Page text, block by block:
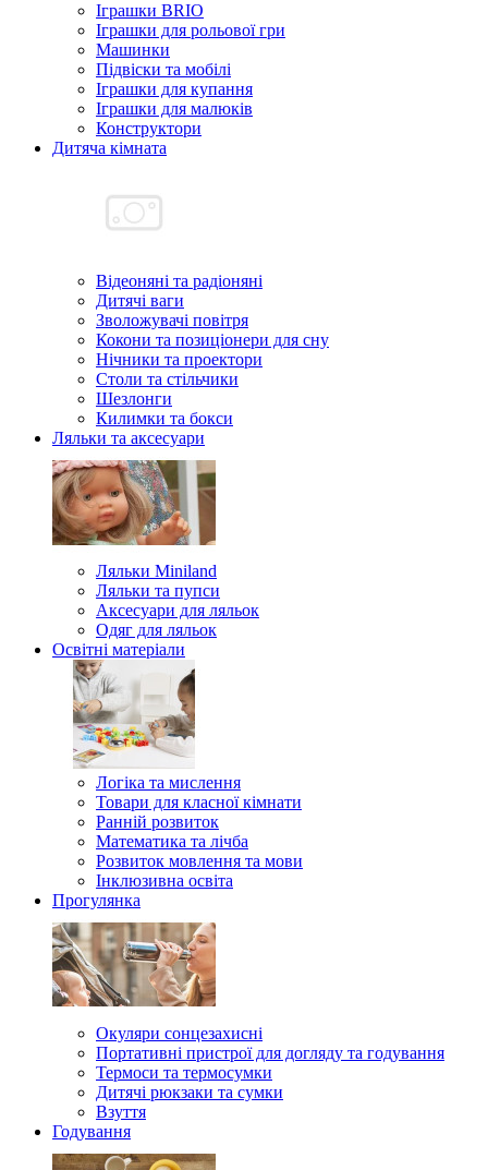
Іграшки BRIO
Іграшки для рольової гри
Машинки
Підвіски та мобілі
Іграшки для купання
Іграшки для малюків
Конструктори
Дитяча кімната
Відеоняні та радіоняні
Дитячі ваги
Зволожувачі повітря
Кокони та позиціонери для сну
Нічники та проектори
Столи та стільчики
Шезлонги
Килимки та бокси
Ляльки та аксесуари
Ляльки Miniland
Ляльки та пупси
Аксесуари для ляльок
Одяг для ляльок
Освітні матеріали
Логіка та мислення
Товари для класної кімнати
Ранній розвиток
Математика та лічба
Розвиток мовлення та мови
Інклюзивна освіта
Прогулянка
Окуляри сонцезахисні
Портативні пристрої для догляду та годування
Термоси та термосумки
Дитячі рюкзаки та сумки
Взуття
Годування